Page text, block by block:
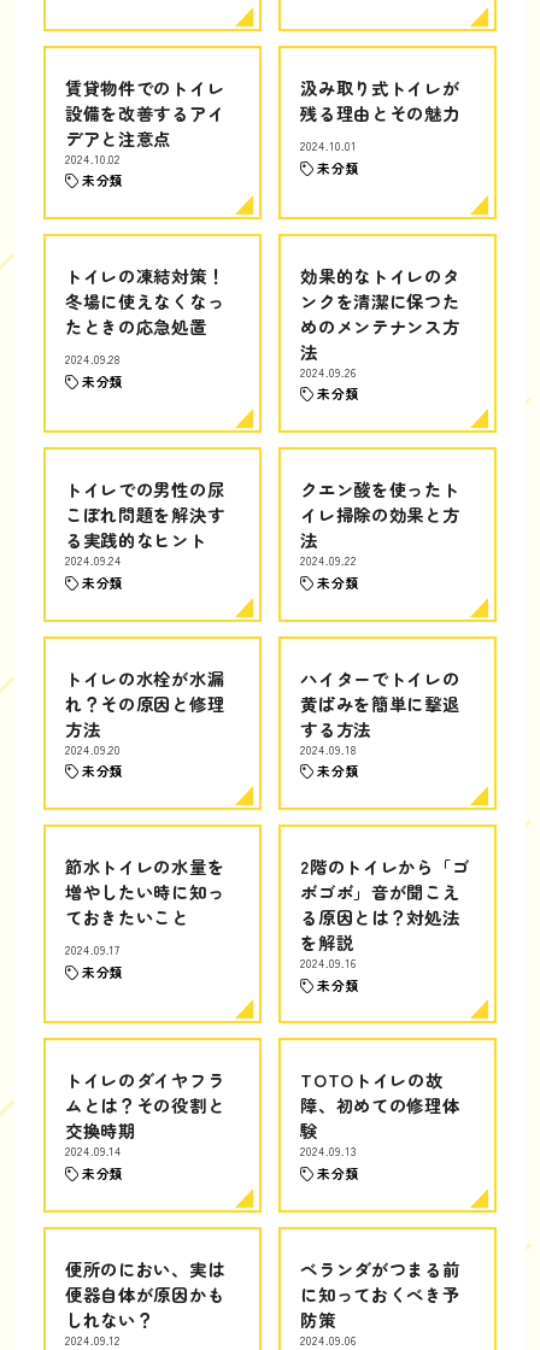
賃貸物件でのトイレ
設備を改善するアイ
デアと注意点
2024.10.02
未分類
汲み取り式トイレが
残る理由とその魅力
2024.10.01
未分類
トイレの凍結対策！
冬場に使えなくなっ
たときの応急処置
2024.09.28
未分類
効果的なトイレのタ
ンクを清潔に保つた
めのメンテナンス方
法
2024.09.26
未分類
トイレでの男性の尿
こぼれ問題を解決す
る実践的なヒント
2024.09.24
未分類
クエン酸を使ったト
イレ掃除の効果と方
法
2024.09.22
未分類
トイレの水栓が水漏
れ？その原因と修理
方法
2024.09.20
未分類
ハイターでトイレの
黄ばみを簡単に撃退
する方法
2024.09.18
未分類
節水トイレの水量を
増やしたい時に知っ
ておきたいこと
2024.09.17
未分類
2階のトイレから「ゴ
ボゴボ」音が聞こえ
る原因とは？対処法
を解説
2024.09.16
未分類
トイレのダイヤフラ
ムとは？その役割と
交換時期
2024.09.14
未分類
TOTOトイレの故
障、初めての修理体
験
2024.09.13
未分類
便所のにおい、実は
便器自体が原因かも
しれない？
2024.09.12
ベランダがつまる前
に知っておくべき予
防策
2024.09.06